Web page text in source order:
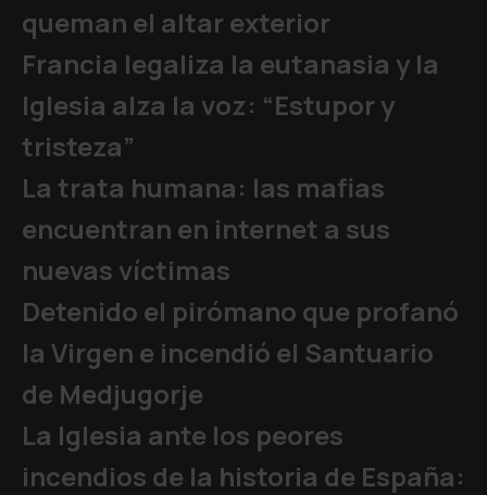
queman el altar exterior
Francia legaliza la eutanasia y la
Iglesia alza la voz: “Estupor y
tristeza”
La trata humana: las mafias
encuentran en internet a sus
nuevas víctimas
Detenido el pirómano que profanó
la Virgen e incendió el Santuario
de Medjugorje
La Iglesia ante los peores
incendios de la historia de España: